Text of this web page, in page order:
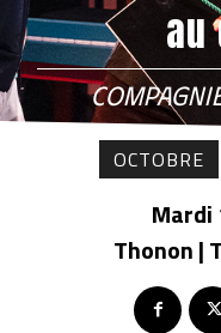
au
OCTOBRE
Mardi
Thonon |